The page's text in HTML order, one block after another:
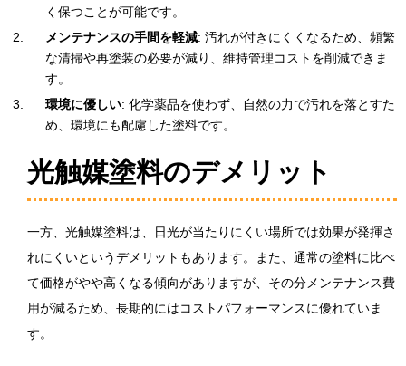
く保つことが可能です。
メンテナンスの手間を軽減: 汚れが付きにくくなるため、頻繁
な清掃や再塗装の必要が減り、維持管理コストを削減できま
す。
環境に優しい: 化学薬品を使わず、自然の力で汚れを落とすた
め、環境にも配慮した塗料です。
光触媒塗料のデメリット
一方、光触媒塗料は、日光が当たりにくい場所では効果が発揮さ
れにくいというデメリットもあります。また、通常の塗料に比べ
て価格がやや高くなる傾向がありますが、その分メンテナンス費
用が減るため、長期的にはコストパフォーマンスに優れていま
す。